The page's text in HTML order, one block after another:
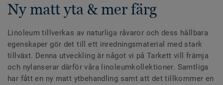
Ny matt yta & mer färg
Linoleum tillverkas av naturliga råvaror och dess hållbara
egenskaper gör det till ett inredningsmaterial med stark
tillväxt. Denna utveckling är något vi på Tarkett vill främja
och nylanserar därför våra linoleumkollektioner. Samtliga
har fått en ny matt ytbehandling samt att det tillkommer en